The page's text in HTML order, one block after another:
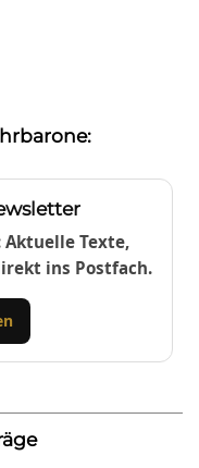
Texte,
ins Postfach.